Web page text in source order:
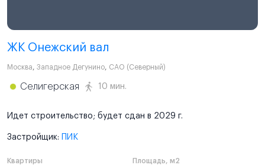
ЖК Онежский вал
Москва, Западное Дегунино, САО (Северный)
Селигерская 10 мин.
Идет строительство; будет сдан в 2029 г.
Застройщик: ПИК
Квартиры
Площадь, м2